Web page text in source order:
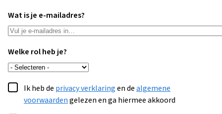
Wat is je e-mailadres?
Welke rol heb je?
Ik heb de privacy verklaringen dealgemene
voorwaardengelezen en ga hiermee akkoord